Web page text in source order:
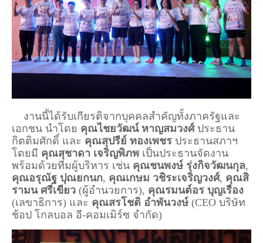
เอกชน นำโดย คุณไชยวัฒน์ หาญสมวงศ์ ประธาน
กิตติมศักดิ์ และ คุณสุปรีย์ ทองเพชร ประธานสภาฯ
โดยมี คุณสุชาดา เจริญพิภพ เป็นประธานจัดงาน
พร้อมด้วยทีมผู้บริหาร เช่น คุณชนพงษ์ รุ่งกิจวัฒนกุล
คุณอรุณัฐ ปุณยกนก, คุณเกษม วชิระเจริญวงศ์, คุณสิ
รามน ศรีเขียว (ผู้อำนวยการ), คุณรมนต์อร บุญเรือง
(เลขาธิการ) และ คุณสรโชติ อำพันวงษ์ (CEO บริษัท
ช้อป โกลบอล อี-คอมเมิร์ซ จำกัด)